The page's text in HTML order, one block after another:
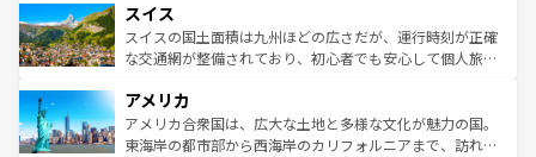
れる地方に足を運ぶとそれぞれで全く異なる文化を体験で
きるだろう。 なお、新着のフランス情報はコンテンツ一覧
を参照してほしい。
は、お酒好きな人にはぜひ体験してほしい。 なお、新着の
ドイツ情報はコンテンツ一覧を参照してほしい。
リアごとに異なる魅力がある。また、優雅なアフタヌーン
ティー、ビール好きにはたまらない英国パブ、サッカー観
戦など、本場だからこそできる体験も豊富。イギリスを旅
ンツ一覧を参照してほしい。
スイス
スイスの国土面積は九州ほどの広さだが、運行時刻が正確
な交通網が整備されており、初心者でも安心して個人旅行
の建物がそのまま残る町や、スイスならではのユニークな
博物館もあり、アルプス観光だけでなく町歩きも満喫する
ことができる。国民の所得が高いため物価も高いが、旅行
アメリカ
アメリカ合衆国は、広大な土地と多様な文化が魅力の国。
東海岸の都市部から西海岸のカリフォルニアまで、訪れる